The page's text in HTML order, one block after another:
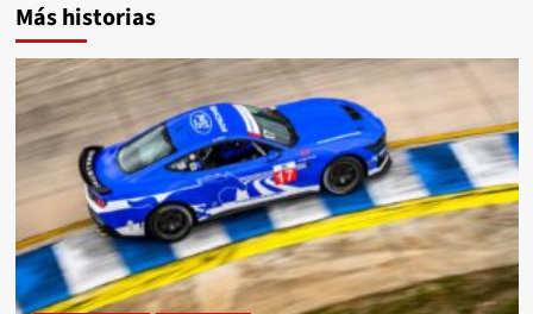
Más historias